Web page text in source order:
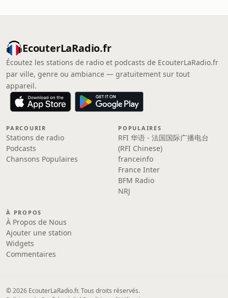
EcouterLaRadio.fr
Écoutez les stations de radio et podcasts de EcouterLaRadio.fr
par ville, genre ou ambiance — gratuitement sur tout
appareil.
PARCOURIR
Stations de radio
Podcasts
Chansons Populaires
POPULAIRES
RFI 华语 - 法国国际广播电台
(RFI Chinese)
franceinfo
France Inter
BFM Radio
NRJ
À PROPOS
À Propos de Nous
Ajouter une station
Widgets
Commentaires
© 2026 EcouterLaRadio.fr. Tous droits réservés.